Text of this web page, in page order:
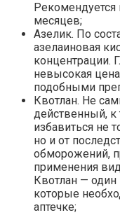
Рекомендуется
месяцев;
Азелик. По
азелаиновая
концентрации.
невысокая
подобными
Квотлан. Не
действенный,
избавиться не
но и от
обморожений,
применения
Квотлан — один
которые
аптечке;